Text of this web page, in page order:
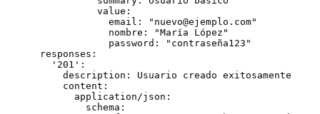
                value:
                  email: "
nuevo@ejemplo.com"
                  nombre: "María López"
                  password: "contraseña123"
      responses:
        '201':
          description: Usuario creado exitosamente
          content:
            application/json:
              schema: